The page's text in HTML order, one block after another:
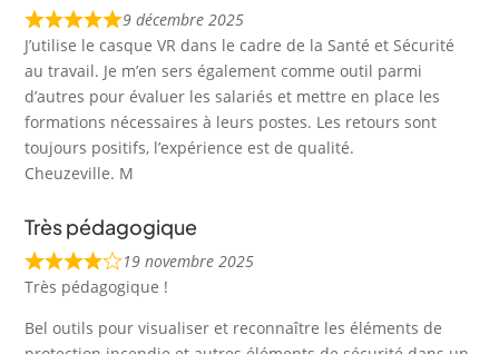
9 décembre 2025
J’utilise le casque VR dans le cadre de la Santé et Sécurité
au travail. Je m’en sers également comme outil parmi
d’autres pour évaluer les salariés et mettre en place les
formations nécessaires à leurs postes. Les retours sont
toujours positifs, l’expérience est de qualité.
Cheuzeville. M
Très pédagogique
19 novembre 2025
Très pédagogique !
Bel outils pour visualiser et reconnaître les éléments de